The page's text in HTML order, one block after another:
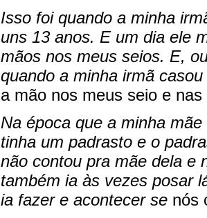
Isso foi quando a minha
uns 13 anos. E um dia ele
mãos nos meus seios. E,
quando a minha irmã
a mão nos meus seio e
Na época que a minha
tinha um padrasto e o
não contou pra mãe dela e
também ia às vezes posar
ia fazer e acontecer se nós